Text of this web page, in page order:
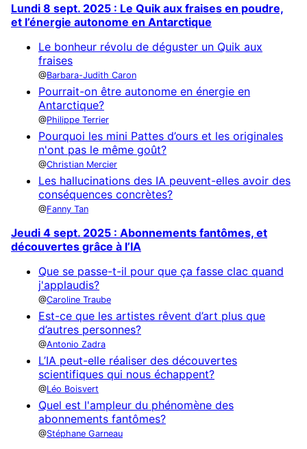
Lundi 8 sept. 2025 : Le Quik aux fraises en poudre,
et l’énergie autonome en Antarctique
Le bonheur révolu de déguster un Quik aux
fraises
Barbara-Judith Caron
Pourrait-on être autonome en énergie en
Antarctique?
Philippe Terrier
Pourquoi les mini Pattes d’ours et les originales
n'ont pas le même goût?
Christian Mercier
Les hallucinations des IA peuvent-elles avoir des
conséquences concrètes?
Fanny Tan
Jeudi 4 sept. 2025 : Abonnements fantômes, et
découvertes grâce à l’IA
Que se passe-t-il pour que ça fasse clac quand
j'applaudis?
Caroline Traube
Est-ce que les artistes rêvent d’art plus que
d’autres personnes?
Antonio Zadra
L’IA peut-elle réaliser des découvertes
scientifiques qui nous échappent?
Léo Boisvert
Quel est l'ampleur du phénomène des
abonnements fantômes?
Stéphane Garneau